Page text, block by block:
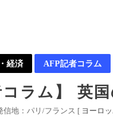
経済 AFP記者コラム
コラム】 英
信地：パリ/フランス [ ヨーロ